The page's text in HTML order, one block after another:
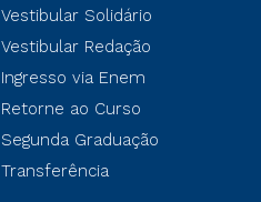
Vestibular Solidário
Vestibular Redação
Ingresso via Enem
Retorne ao Curso
Segunda Graduação
Transferência